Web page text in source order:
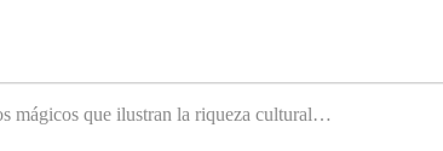
mágicos que ilustran la riqueza cultural…